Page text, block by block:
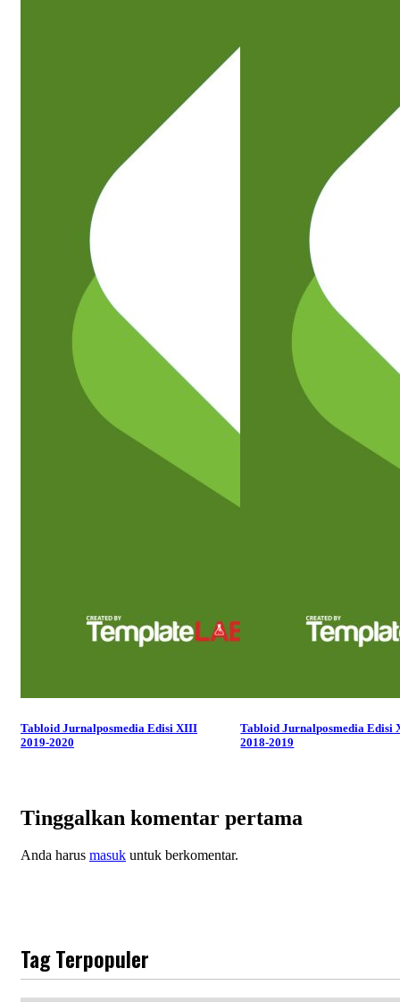
Tabloid Jurnalposmedia Edisi XIII
2019-2020
Tabloid Jurnalposmedia Edisi
2018-2019
Tinggalkan komentar pertama
Anda harus masuk untuk berkomentar.
Tag Terpopuler